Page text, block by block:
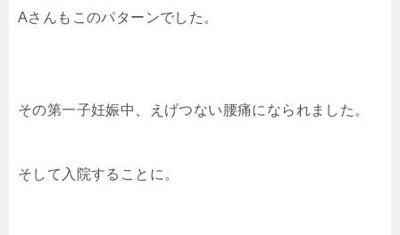
Aさんもこのパターンでした。
その第一子妊娠中、えげつない腰痛になられました。
そして入院することに。